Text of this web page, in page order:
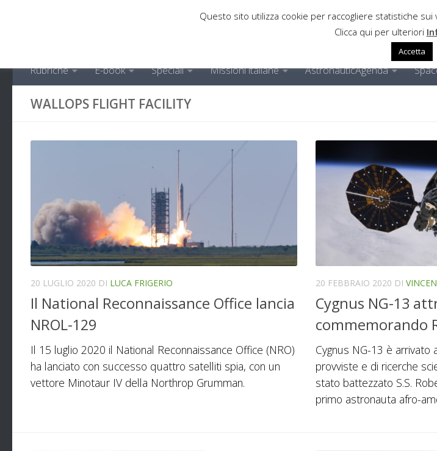
Rubriche E-book Speciali Missioni italiane AstronauticAgenda
WALLOPS FLIGHT FACILITY
20 LUGLIO 2020 DI LUCA FRIGERIO
Il National Reconnaissance Office lancia
NROL-129
Il 15 luglio 2020 il National Reconnaissance Office (NRO)
ha lanciato con successo quattro satelliti spia, con un
vettore Minotaur IV della Northrop Grumman.
20 FEBBRAIO 2020 DI
Cygnus NG-13
commemorando
Cygnus NG-13 è arrivato
provviste e di ricerche
stato battezzato S.S.
primo astronauta afro-
Questo sito utilizza cookie per raccogliere statistiche sui
Clicca qui per ulteriori
Accetta